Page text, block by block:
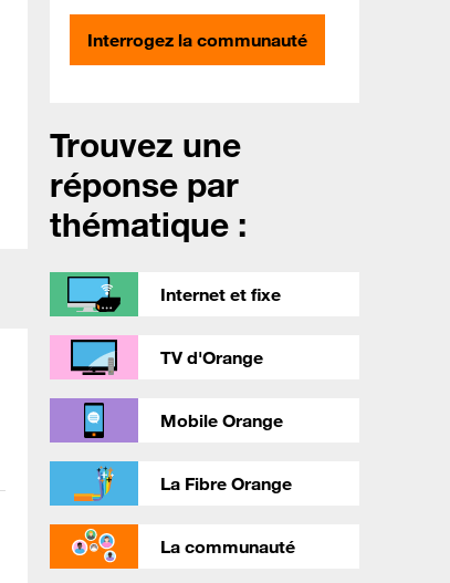
Interrogez la communauté
Trouvez une
réponse par
thématique :
Internet et fixe
TV d'Orange
Mobile Orange
La Fibre Orange
La communauté